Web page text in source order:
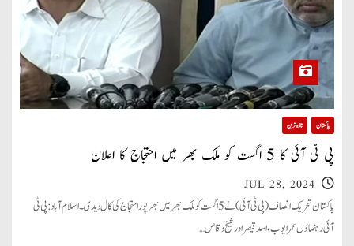
پاکستان تازہ ترین
پی ٹی آئی کا 5 اگست کو ملک بھر میں احتجاج کا اعلان
JUL 28, 2024
پاکستان تحریک انصاف (پی ٹی آئی )نے 5 اگست کو ملک بھر میں بھرپور احتجاج کی کال دیدی۔ اسلام آباد: پی ٹی
آئی رہنماؤں عمرایوب، اسد قیصر اور شیخ وقاص…